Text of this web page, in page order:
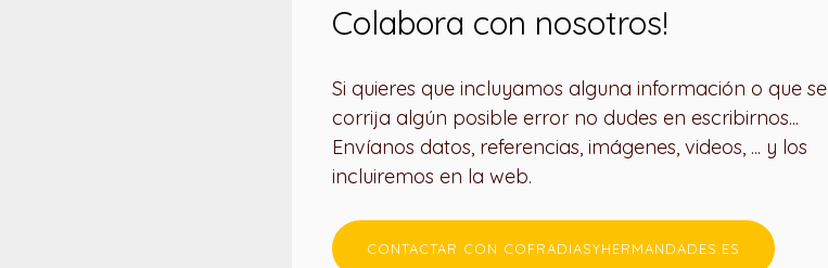
Colabora con nosotros!
Si quieres que incluyamos alguna información o que se
corrija algún posible error no dudes en escribirnos...
Envíanos datos, referencias, imágenes, videos, ... y los
incluiremos en la web.
CONTACTAR CON COFRADIASYHERMANDADES.ES